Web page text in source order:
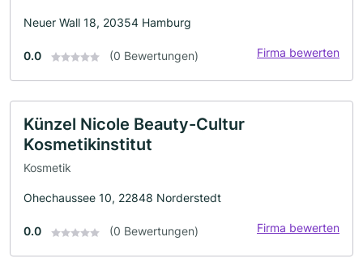
Neuer Wall 18, 20354 Hamburg
0.0 (0 Bewertungen) Firma bewerten
Künzel Nicole Beauty-Cultur
Kosmetikinstitut
Kosmetik
Ohechaussee 10, 22848 Norderstedt
0.0 (0 Bewertungen) Firma bewerten